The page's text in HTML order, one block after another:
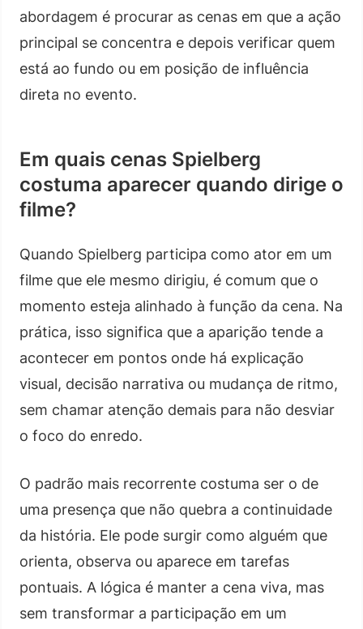
abordagem é procurar as cenas em que a ação
principal se concentra e depois verificar quem
está ao fundo ou em posição de influência
direta no evento.
Em quais cenas Spielberg
costuma aparecer quando dirige o
filme?
Quando Spielberg participa como ator em um
filme que ele mesmo dirigiu, é comum que o
momento esteja alinhado à função da cena. Na
prática, isso significa que a aparição tende a
acontecer em pontos onde há explicação
visual, decisão narrativa ou mudança de ritmo,
sem chamar atenção demais para não desviar
o foco do enredo.
O padrão mais recorrente costuma ser o de
uma presença que não quebra a continuidade
da história. Ele pode surgir como alguém que
orienta, observa ou aparece em tarefas
pontuais. A lógica é manter a cena viva, mas
sem transformar a participação em um